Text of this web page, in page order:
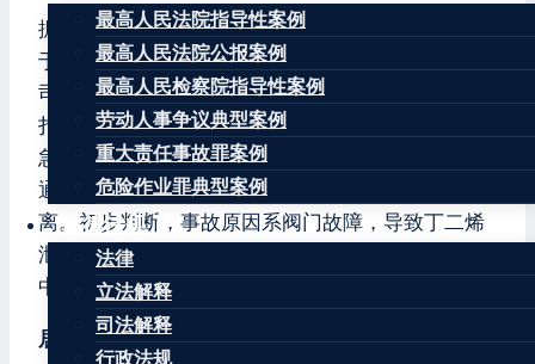
最高人民法院指导性案例
最高人民法院公报案例
最高人民检察院指导性案例
劳动人事争议典型案例
重大责任事故罪案例
危险作业罪典型案例
法律法规
法律
立法解释
司法解释
行政法规
据央视新闻消息，10月26日早上5时40分左右，位
于山东省淄博市高青县的山东鼎鼎化学科技有限公
司发生爆炸，1人受伤。经全力救援，现场火势已被
扑灭，伤员已送医救治，无生命危险。据高青县应
急管理局负责人介绍，事故发生前，企业工作人员
通过中控室监控发现异常，及时组织人员进行撤
离。初步判断，事故原因系阀门故障，导致丁二烯
泄漏，引发爆燃。具体事故原因正在进一步调查
中。
居民：20公里外都能听到响声